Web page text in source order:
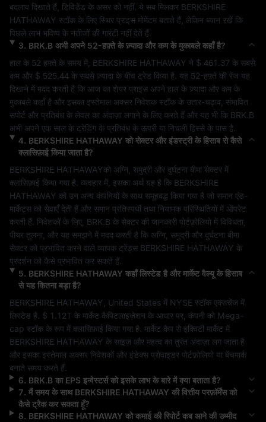
बदलाव दिखाते हैं, डिविडेंड के असर को नहीं. ये सब मिलकर BERKSHIRE
HATHAWAY स्टॉक के लिए स्थिर प्राइस मोमेंटम बताते हैं, लेकिन ध्यान रखें कि
पिछले लाभ भविष्य के नतीजों की गारंटी नहीं देते हैं.
3. BRK.Bअभी अपने 52-हफ़्ते के ज़्यादा और कम के मुकाबले कहाँ है?
हाल के 52 हफ़्ते के समय में, BERKSHIRE HATHAWAY ने $ 461.37 के सबसे
कम और $ 525.44 के सबसे ज़्यादा के बीच ट्रेड किया है. यह 52-हफ़्ते की रेंज यह
दिखाने में मदद करती है कि आज का शेयर प्राइस अपने हाल के ज़्यादा और कम के
मुकाबले कहाँ है और इसका इस्तेमाल अक्सर निवेशक स्टॉक के उतार-चढ़ाव, संभावित
सपोर्ट और प्रतिबंध के लेवल का अंदाज़ा लगाने के लिए करते हैं और यह भी कि BRK.B
अभी अपने एक साल के ट्रेडिंग के प्रतिबंध के ऊपरी या निचली हिस्से के पास है.
4. BERKSHIRE HATHAWAY को सेक्टर और इंडस्ट्री के हिसाब से कैसे
क्लासिफ़ाई किया जाता है?
BERKSHIRE HATHAWAYको अग्नि, समुद्री और दुर्घटना बीमा सेक्टर में
क्लासिफ़ाई किया गया है. व्यवहार में, इसका अर्थ यह है कि BERKSHIRE
HATHAWAY को उन अन्य कंपनियों के साथ समूहबद्ध किया गया है जो समान एंड-
मार्केट्स को सेवाएँ देती हैं और समान प्रतिस्पर्धी तथा नियामक परिस्थितियों में ऑपरेट
करती हैं. निवेशकों के लिए, BRK.B के सेक्टर की जानकारी पोर्टफ़ोलियो में विविधता,
पीयर तुलना, और यह समझने में मदद करती है कि अग्नि, समुद्री और दुर्घटना बीमा
सेक्टर को प्रभावित करने वाले व्यापक ट्रेंड्स BERKSHIRE HATHAWAY के
प्रदर्शन को कैसे प्रभावित कर सकते हैं.
5. BERKSHIRE HATHAWAY कहाँ लिस्टेड है और मार्केट वैल्यू के हिसाब
से यह कितना बड़ा है?
BERKSHIRE HATHAWAY United States में NYSE स्टॉक एक्सचेंज में
लिस्टेड है. $ 1.12T के मार्केट कैपिटलाइज़ेशन के आधार पर, कंपनी को Mega-
cap
BERKSHIRE HATHAWAY के साइज़ और महत्व का तुरंत अंदाज़ा लग जाता है
और इसका इस्तेमाल अक्सर निवेशकों और इंडेक्स प्रोवाइडर पोर्टफ़ोलियो या बेंचमार्क
बनाते समय करते हैं.
6. BRK.Bका EPS इन्वेस्टर्स को इसके लाभ के बारे में क्या बताता है?
7. मैं समय के साथ BERKSHIRE HATHAWAY की वित्तीय परफ़ॉर्मेंस को
कैसे ट्रैक कर सकता हूँ?
8. BERKSHIRE HATHAWAY को कमाई की रिपोर्ट कब आने की उम्मीद